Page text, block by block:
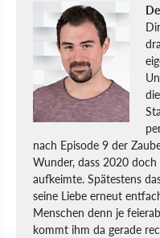
nach Episode 9 der
Wunder, dass 2020
aufkeimte. Spätestens
seine Liebe erneut
Menschen denn je
kommt ihm da gerade